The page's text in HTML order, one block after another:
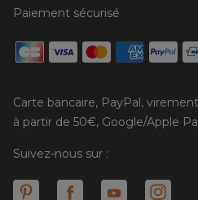
Paiement sécurisé
Carte bancaire, PayPal,
à partir de 50€, Google/Apple
Suivez-nous sur :